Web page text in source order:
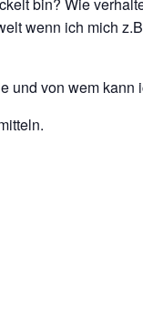
bin? Wie
wenn ich mich
und von wem kann